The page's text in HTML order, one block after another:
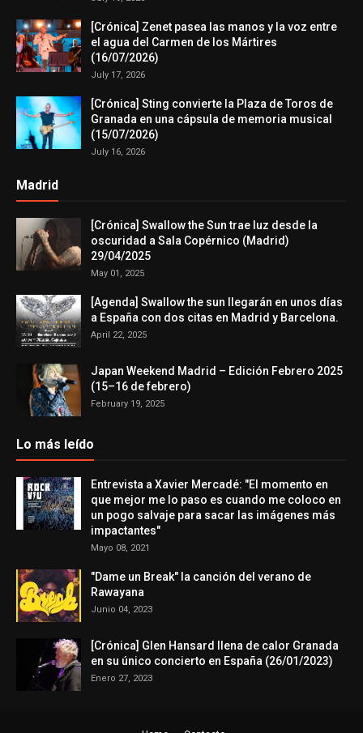
[Crónica] Zenet pasea las manos y la voz entre
el agua del Carmen de los Mártires
(16/07/2026)
July 17, 2026
[Crónica] Sting convierte la Plaza de Toros de
Granada en una cápsula de memoria musical
(15/07/2026)
July 16, 2026
Madrid
[Crónica] Swallow the Sun trae luz desde la
oscuridad a Sala Copérnico (Madrid)
29/04/2025
May 01, 2025
[Agenda] Swallow the sun llegarán en unos días
a España con dos citas en Madrid y Barcelona.
April 22, 2025
Japan Weekend Madrid – Edición Febrero 2025
(15–16 de febrero)
February 19, 2025
Lo más leído
Entrevista a Xavier Mercadé: "El momento en
que mejor me lo paso es cuando me coloco en
un pogo salvaje para sacar las imágenes más
impactantes"
Mayo 08, 2021
"Dame un Break" la canción del verano de
Rawayana
Junio 04, 2023
[Crónica] Glen Hansard llena de calor Granada
en su único concierto en España (26/01/2023)
Enero 27, 2023